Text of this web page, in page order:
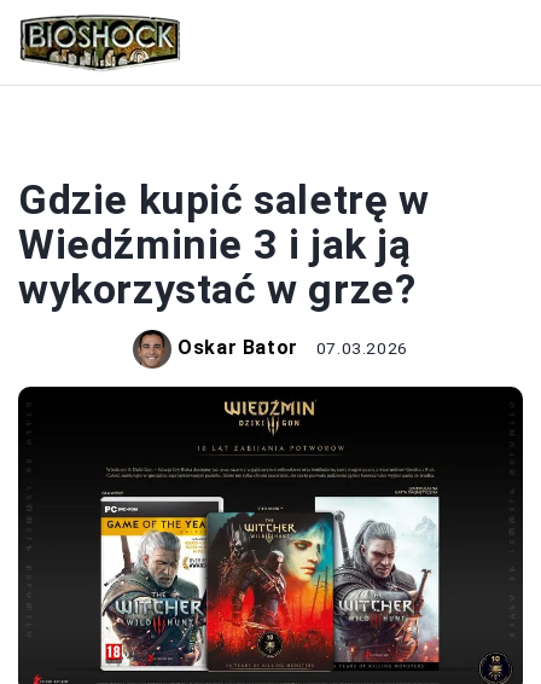
Gdzie kupić saletrę w
Wiedźminie 3 i jak ją
wykorzystać w grze?
Oskar Bator 07.03.2026